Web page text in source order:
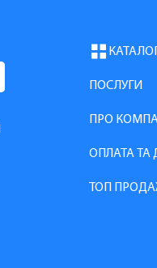
КАТАЛОГ
ПОСЛУГИ
ПРО
ОПЛАТА ТА
ТОП